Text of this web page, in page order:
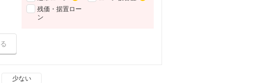
残価・据置ロー
ン
少ない